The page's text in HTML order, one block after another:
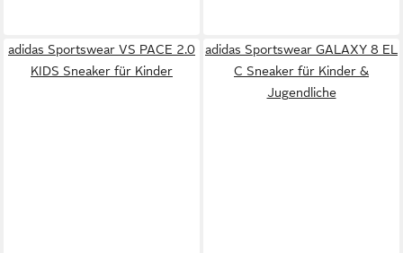
adidas Sportswear VS PACE 2.0
KIDS Sneaker für Kinder
adidas Sportswear GALAXY 8 EL
C Sneaker für Kinder &
Jugendliche